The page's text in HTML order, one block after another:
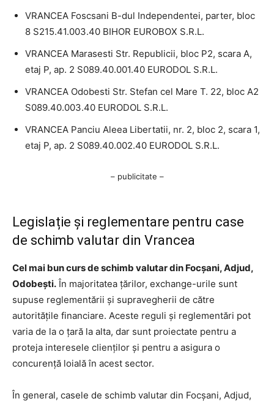
VRANCEA Foscsani B-dul Independentei, parter, bloc
8 S215.41.003.40 BIHOR EUROBOX S.R.L.
VRANCEA Marasesti Str. Republicii, bloc P2, scara A,
etaj P, ap. 2 S089.40.001.40 EURODOL S.R.L.
VRANCEA Odobesti Str. Stefan cel Mare T. 22, bloc A2
S089.40.003.40 EURODOL S.R.L.
VRANCEA Panciu Aleea Libertatii, nr. 2, bloc 2, scara 1,
etaj P, ap. 2 S089.40.002.40 EURODOL S.R.L.
– publicitate –
Legislație și reglementare pentru case
de schimb valutar din Vrancea
Cel mai bun curs de schimb valutar din Focșani, Adjud,
Odobești. În majoritatea țărilor, exchange-urile sunt
supuse reglementării și supravegherii de către
autoritățile financiare. Aceste reguli și reglementări pot
varia de la o țară la alta, dar sunt proiectate pentru a
proteja interesele clienților și pentru a asigura o
concurență loială în acest sector.
În general, casele de schimb valutar din Focșani, Adjud,